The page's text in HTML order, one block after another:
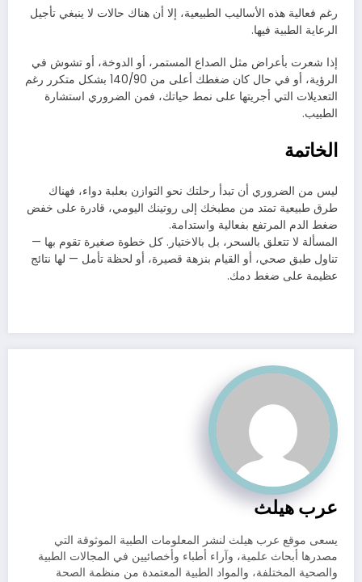
رغم فعالية هذه الأساليب الطبيعية، إلا أن هناك حالات لا ينبغي تأجيل
الرعاية الطبية فيها.
إذا شعرت بأعراض مثل الصداع المستمر، أو الدوخة، أو تشوش في
الرؤية، أو في حال كان ضغطك أعلى من 140/90 بشكل متكرر رغم
التعديلات التي أجريتها على نمط حياتك، فمن الضروري استشارة
الطبيب.
الخاتمة
ليس من الضروري أن تبدأ رحلتك نحو التوازن بعلبة دواء، فهناك
طرق طبيعية تمتد من مطبخك إلى روتينك اليومي، قادرة على خفض
ضغط الدم المرتفع بفعالية واستدامة.
المسألة لا تتعلق بالسحر، بل بالاختيار. كل خطوة صغيرة تقوم بها —
تناول طبق صحي، أو القيام بنزهة قصيرة، أو لحظة تأمل — لها نتائج
عظيمة على ضغط دمك.
عرب هيلث
يسعى موقع عرب هيلث لنشر المعلومات الطبية الموثوقة التي
مصدرها أبحاث علمية، وآراء أطباء وأخصائيين في المجالات الطبية
والصحية المختلفة، والمواد الطبية المعتمدة من منظمة الصحة